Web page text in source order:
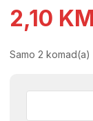
2,10 KM
Samo 2 komad(a)